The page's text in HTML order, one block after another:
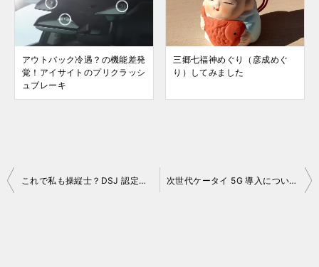
アウトバック冷遇？の機能差発
覚！アイサイトのプリクラッシ
ュブレーキ
三郷七福神めぐり（彦成めぐ
り）してみました
投
これで私も操縦士？DSJ 認定証受領 次世代ケータイ 5G 導入についての考察